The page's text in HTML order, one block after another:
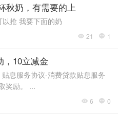
秋奶，有需要的上
抢 我要下面的奶
 21  1
，10立减金
息服务协议-消费贷款贴息服务
奖励。 ...
 6  0